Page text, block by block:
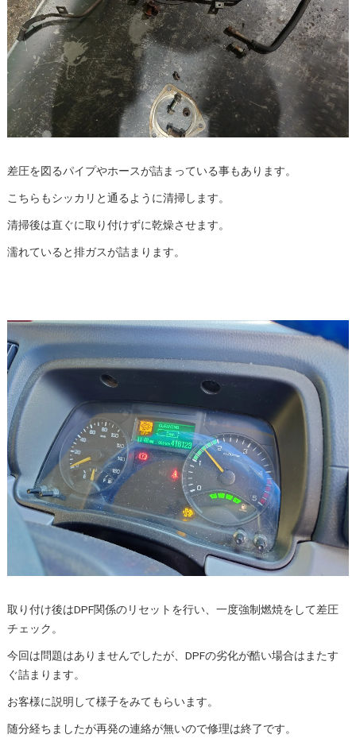
差圧を図るパイプやホースが詰まっている事もあります。
こちらもシッカリと通るように清掃します。
清掃後は直ぐに取り付けずに乾燥させます。
濡れていると排ガスが詰まります。
取り付け後はDPF関係のリセットを行い、一度強制燃焼をして差圧
チェック。
今回は問題はありませんでしたが、DPFの劣化が酷い場合はまたす
ぐ詰まります。
お客様に説明して様子をみてもらいます。
随分経ちましたが再発の連絡が無いので修理は終了です。